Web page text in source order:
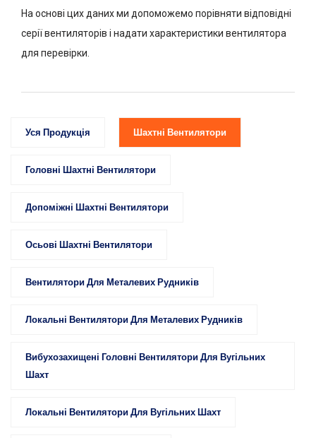
На основі цих даних ми допоможемо порівняти відповідні
серії вентиляторів і надати характеристики вентилятора
для перевірки.
Уся Продукція Шахтні Вентилятори
Головні Шахтні Вентилятори
Допоміжні Шахтні Вентилятори
Осьові Шахтні Вентилятори
Вентилятори Для Металевих Рудників
Локальні Вентилятори Для Металевих Рудників
Вибухозахищені Головні Вентилятори Для Вугільних
Шахт
Локальні Вентилятори Для Вугільних Шахт